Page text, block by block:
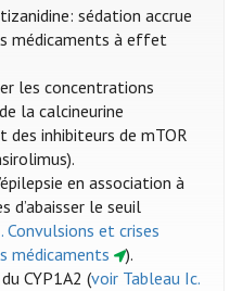
sédation accrue
médicaments à effet
les concentrations
la calcineurine
inhibiteurs de mTOR
en association à
d’abaisser le seuil
et crises
médicaments
).
CYP1A2 (voir Tableau Ic.